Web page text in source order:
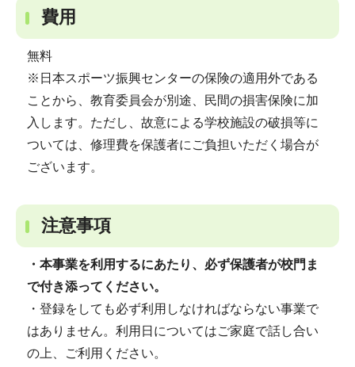
費用
無料
※日本スポーツ振興センターの保険の適用外である
ことから、教育委員会が別途、民間の損害保険に加
入します。ただし、故意による学校施設の破損等に
ついては、修理費を保護者にご負担いただく場合が
ございます。
注意事項
・本事業を利用するにあたり、必ず保護者が校門ま
で付き添ってください。
・登録をしても必ず利用しなければならない事業で
はありません。利用日についてはご家庭で話し合い
の上、ご利用ください。